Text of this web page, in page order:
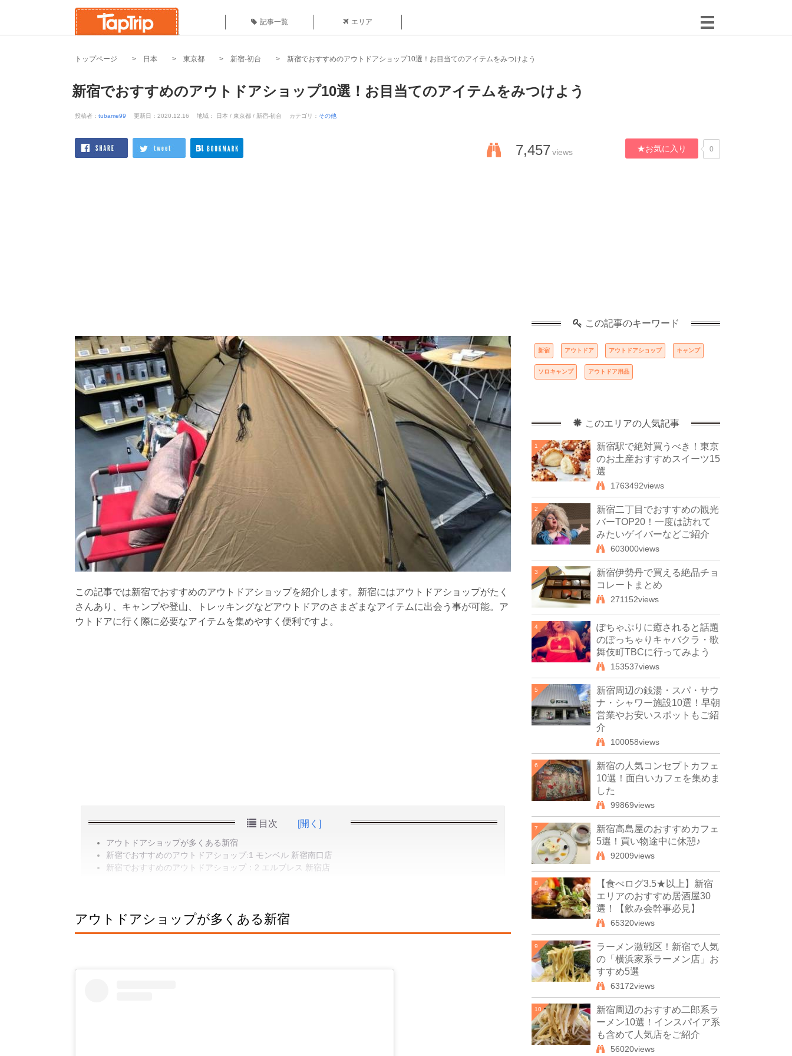
記事一覧 エリア
トップページ 日本 東京都 新宿-初台 新宿でおすすめのアウトドアショップ10選！お目当てのアイテムをみつけよう
新宿でおすすめのアウトドアショップ10選！お目当てのアイテムをみつけよう
投稿者： tubame99 更新日：2020.12.16 地域： 日本 / 東京都 / 新宿-初台 カテゴリ： その他
7,457views ★お気に入り 0
この記事では新宿でおすすめのアウトドアショップを紹介します。新宿にはアウトドアショップがたく
さんあり、キャンプや登山、トレッキングなどアウトドアのさまざまなアイテムに出会う事が可能。ア
ウトドアに行く際に必要なアイテムを集めやすく便利ですよ。
目次 [開く]
アウトドアショップが多くある新宿
新宿でおすすめのアウトドアショップ:1 モンベル 新宿南口店
新宿でおすすめのアウトドアショップ：2 エルブレス 新宿店
アウトドアショップが多くある新宿
この記事のキーワード
新宿 アウトドア アウトドアショップ キャンプ
ソロキャンプ アウトドア用品
このエリアの人気記事
1
新宿駅で絶対買うべき！東京
のお土産おすすめスイーツ15
選
1763492views
2
新宿二丁目でおすすめの観光
バーTOP20！一度は訪れて
みたいゲイバーなどご紹介
603000views
3
新宿伊勢丹で買える絶品チョ
コレートまとめ
271152views
4
ぽちゃぷりに癒されると話題
のぽっちゃりキャバクラ・歌
舞伎町TBCに行ってみよう
153537views
5
新宿周辺の銭湯・スパ・サウ
ナ・シャワー施設10選！早朝
営業やお安いスポットもご紹
介
100058views
6
新宿の人気コンセプトカフェ
10選！面白いカフェを集めま
した
99869views
7
新宿高島屋のおすすめカフェ
5選！買い物途中に休憩♪
92009views
8
【食べログ3.5★以上】新宿
エリアのおすすめ居酒屋30
選！【飲み会幹事必見】
65320views
9
ラーメン激戦区！新宿で人気
の「横浜家系ラーメン店」お
すすめ5選
63172views
10
新宿周辺のおすすめ二郎系ラ
ーメン10選！インスパイア系
も含めて人気店をご紹介
56020views